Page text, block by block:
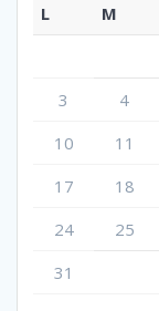
L M
3
4
10
11
17
18
24
25
31